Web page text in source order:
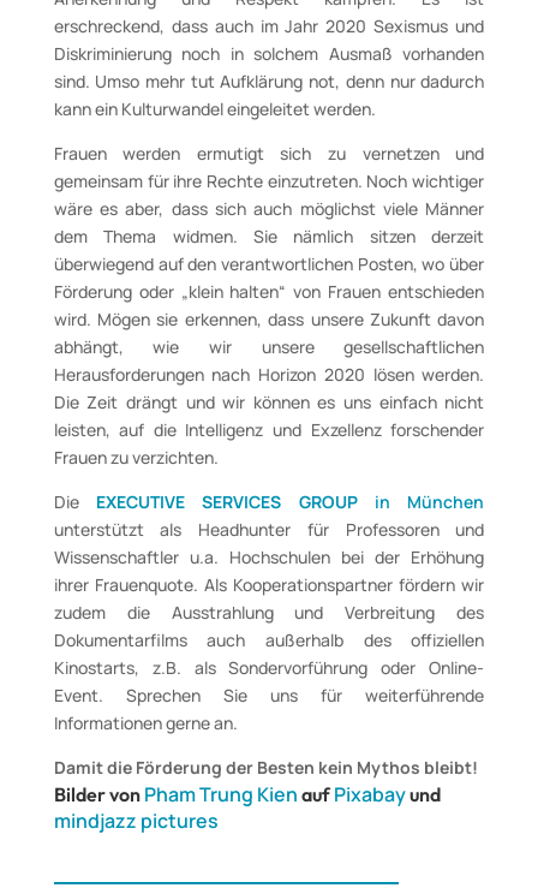
erschreckend, dass auch im Jahr 2020 Sexismus und
Diskriminierung noch in solchem Ausmaß vorhanden
sind. Umso mehr tut Aufklärung not, denn nur dadurch
kann ein Kulturwandel eingeleitet werden.
Frauen werden ermutigt sich zu vernetzen und
gemeinsam für ihre Rechte einzutreten. Noch wichtiger
wäre es aber, dass sich auch möglichst viele Männer
dem Thema widmen. Sie nämlich sitzen derzeit
überwiegend auf den verantwortlichen Posten, wo über
Förderung oder „klein halten“ von Frauen entschieden
wird. Mögen sie erkennen, dass unsere Zukunft davon
abhängt, wie wir unsere gesellschaftlichen
Herausforderungen nach Horizon 2020 lösen werden.
Die Zeit drängt und wir können es uns einfach nicht
leisten, auf die Intelligenz und Exzellenz forschender
Frauen zu verzichten.
Die EXECUTIVE SERVICES GROUP in München
unterstützt als Headhunter für Professoren und
Wissenschaftler u.a. Hochschulen bei der Erhöhung
ihrer Frauenquote. Als Kooperationspartner fördern wir
zudem die Ausstrahlung und Verbreitung des
Dokumentarfilms auch außerhalb des offiziellen
Kinostarts, z.B. als Sondervorführung oder Online-
Event. Sprechen Sie uns für weiterführende
Informationen gerne an.
Damit die Förderung der Besten kein Mythos bleibt!
Bilder von Pham Trung Kien aufPixabayund
mindjazz pictures